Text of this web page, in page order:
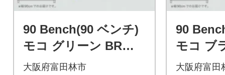
90 Bench(90 ベンチ)
モコ グリーン BR鉛
筆脚【SWOF】
大阪府富田林市
90
モコ ブ
筆脚【
大阪府富田